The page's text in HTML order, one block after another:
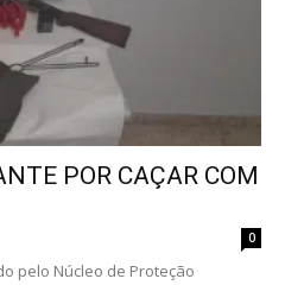
POR CAÇAR COM
0
pelo Núcleo de Proteção